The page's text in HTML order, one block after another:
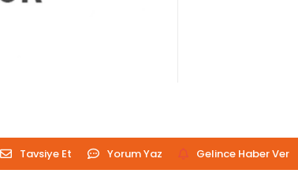
Tavsiye Et Yorum Yaz Gelince Haber Ver